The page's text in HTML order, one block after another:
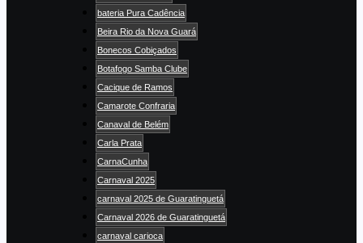
bateria Pura Cadência
Beira Rio da Nova Guará
Bonecos Cobiçados
Botafogo Samba Clube
Cacique de Ramos
Camarote Confraria
Canaval de Belém
Carla Prata
CarnaCunha
Carnaval 2025
carnaval 2025 de Guaratinguetá
Carnaval 2026 de Guaratinguetá
carnaval carioca